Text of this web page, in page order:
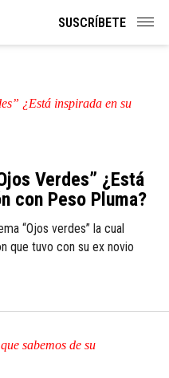
SUSCRÍBETE
Verdes” ¿Está
con Peso Pluma?
“Ojos verdes” la cual
que tuvo con su ex novio